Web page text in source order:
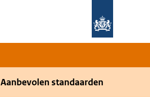
Aanbevolen standaarden